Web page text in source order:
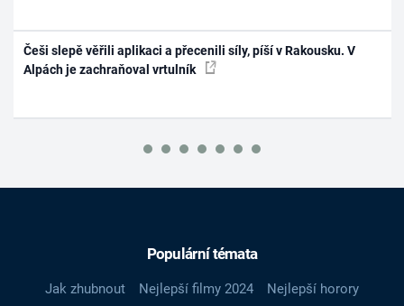
Češi slepě věřili aplikaci a přecenili síly, píší v Rakousku. V
Alpách je zachraňoval vrtulník
Populární témata
Jak zhubnout Nejlepší filmy 2024
Nejlepší horory